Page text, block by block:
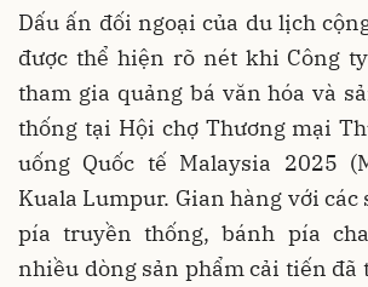
Dấu ấn đối ngoại của du lịch
được thể hiện rõ nét khi Công
tham gia quảng bá văn hóa và
thống tại Hội chợ Thương mại
uống Quốc tế Malaysia 2025
Kuala Lumpur. Gian hàng với các
pía truyền thống, bánh pía
nhiều dòng sản phẩm cải tiến đã